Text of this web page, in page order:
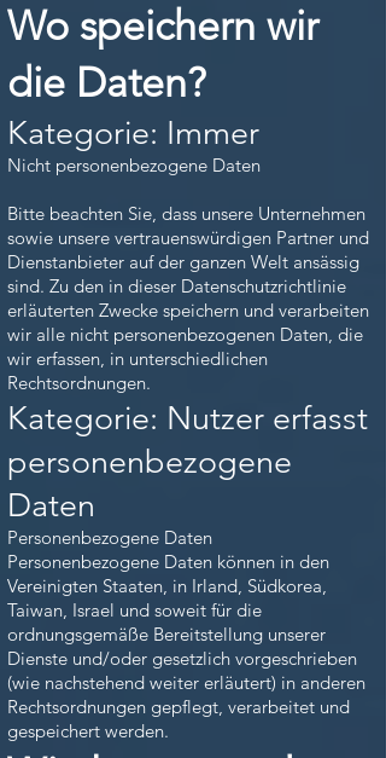
Wo speichern wir
die Daten?
Kategorie: Immer
Nicht personenbezogene Daten
Bitte beachten Sie, dass unsere Unternehmen
sowie unsere vertrauenswürdigen Partner und
Dienstanbieter auf der ganzen Welt ansässig
sind. Zu den in dieser Datenschutzrichtlinie
erläuterten Zwecke speichern und verarbeiten
wir alle nicht personenbezogenen Daten, die
wir erfassen, in unterschiedlichen
Rechtsordnungen.
Kategorie: Nutzer erfasst
personenbezogene
Daten
Personenbezogene Daten
Personenbezogene Daten können in den
Vereinigten Staaten, in Irland, Südkorea,
Taiwan, Israel und soweit für die
ordnungsgemäße Bereitstellung unserer
Dienste und/oder gesetzlich vorgeschrieben
(wie nachstehend weiter erläutert) in anderen
Rechtsordnungen gepflegt, verarbeitet und
gespeichert werden.